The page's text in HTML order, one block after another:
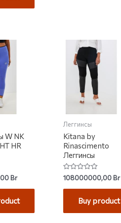
W NK
HR
Br
Леггинсы
Kitana by
Rinascimento
Леггинсы
Rated
0
out
108000000,00Br
Buy product